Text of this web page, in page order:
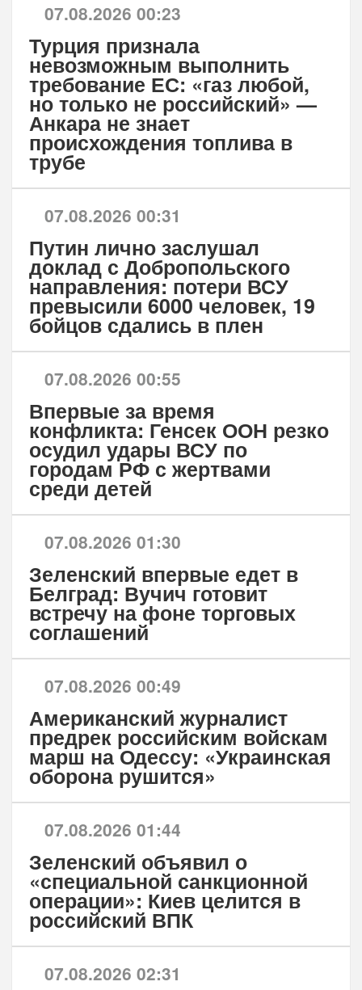
07.08.2026 00:23
Турция признала
невозможным выполнить
требование ЕС: «газ любой,
но только не российский» —
Анкара не знает
происхождения топлива в
трубе
07.08.2026 00:31
Путин лично заслушал
доклад с Добропольского
направления: потери ВСУ
превысили 6000 человек, 19
бойцов сдались в плен
07.08.2026 00:55
Впервые за время
конфликта: Генсек ООН резко
осудил удары ВСУ по
городам РФ с жертвами
среди детей
07.08.2026 01:30
Зеленский впервые едет в
Белград: Вучич готовит
встречу на фоне торговых
соглашений
07.08.2026 00:49
Американский журналист
предрек российским войскам
марш на Одессу: «Украинская
оборона рушится»
07.08.2026 01:44
Зеленский объявил о
«специальной санкционной
операции»: Киев целится в
российский ВПК
07.08.2026 02:31